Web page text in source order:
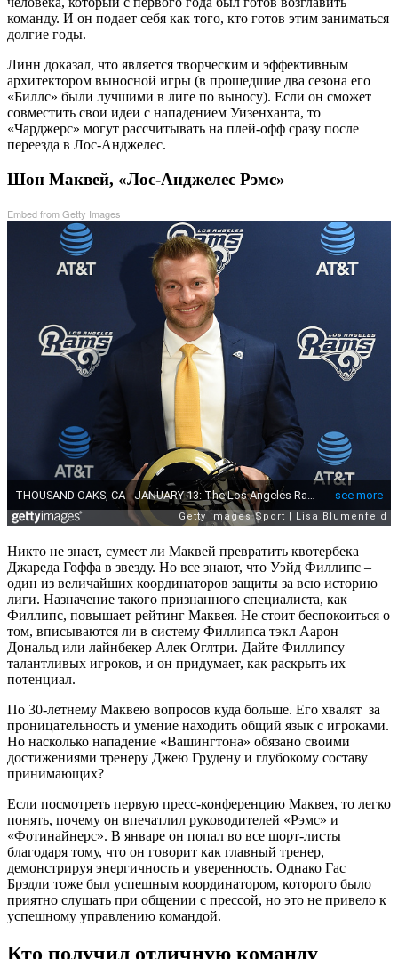
команду. И он подает себя как того, кто готов этим заниматься
долгие годы.
Линн доказал, что является творческим и эффективным
архитектором выносной игры (в прошедшие два сезона его
«Биллс» были лучшими в лиге по выносу). Если он сможет
совместить свои идеи с нападением Уизенханта, то
«Чарджерс» могут рассчитывать на плей-офф сразу после
переезда в Лос-Анджелес.
Шон Маквей, «Лос-Анджелес Рэмс»
Embed from Getty Images
Никто не знает, сумеет ли Маквей превратить квотербека
Джареда Гоффа в звезду. Но все знают, что Уэйд Филлипс –
один из величайших координаторов защиты за всю историю
лиги. Назначение такого признанного специалиста, как
Филлипс, повышает рейтинг Маквея. Не стоит беспокоиться о
том, вписываются ли в систему Филлипса тэкл Аарон
Дональд или лайнбекер Алек Оглтри. Дайте Филлипсу
талантливых игроков, и он придумает, как раскрыть их
потенциал.
По 30-летнему Маквею вопросов куда больше. Его хвалят за
проницательность и умение находить общий язык с игроками.
Но насколько нападение «Вашингтона» обязано своими
достижениями тренеру Джею Грудену и глубокому составу
принимающих?
Если посмотреть первую пресс-конференцию Маквея, то легко
понять, почему он впечатлил руководителей «Рэмс» и
«Фотинайнерс». В январе он попал во все шорт-листы
благодаря тому, что он говорит как главный тренер,
демонстрируя энергичность и уверенность. Однако Гас
Брэдли тоже был успешным координатором, которого было
приятно слушать при общении с прессой, но это не привело к
успешному управлению командой.
Кто получил отличную команду